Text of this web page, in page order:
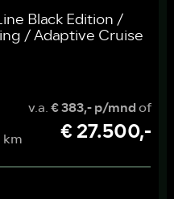
Black Edition /
/ Adaptive Cruise
km
v.a.€ 383,- p/mndof
€ 27.500,-